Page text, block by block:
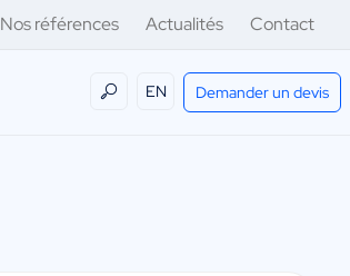
Nos références Actualités Contact
EN Demander un devis